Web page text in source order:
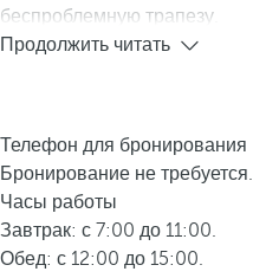
беспроблемную трапезу.
Продолжить читать
Телефон для бронирования
Бронирование не требуется.
Часы работы
Завтрак: с 7:00 до 11:00.
Обед: с 12:00 до 15:00.